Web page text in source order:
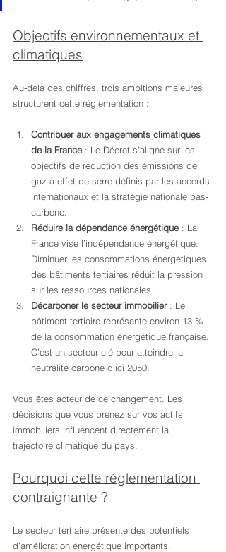
Objectifs environnementaux et
climatiques
Au-delà des chiffres, trois ambitions majeures
structurent cette réglementation :
Contribuer aux engagements climatiques
de la France : Le Décret s’aligne sur les
objectifs de réduction des émissions de
gaz à effet de serre définis par les accords
internationaux et la stratégie nationale bas-
carbone.
Réduire la dépendance énergétique : La
France vise l’indépendance énergétique.
Diminuer les consommations énergétiques
des bâtiments tertiaires réduit la pression
sur les ressources nationales.
Décarboner le secteur immobilier : Le
bâtiment tertiaire représente environ 13 %
de la consommation énergétique française.
C’est un secteur clé pour atteindre la
neutralité carbone d’ici 2050.
Vous êtes acteur de ce changement. Les
décisions que vous prenez sur vos actifs
immobiliers influencent directement la
trajectoire climatique du pays.
Pourquoi cette réglementation
contraignante ?
Le secteur tertiaire présente des potentiels
d’amélioration énergétique importants.